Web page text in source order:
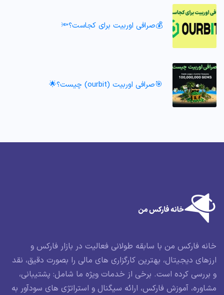
💰صرافی اوربیت برای کجاست؟🔦
🎯صرافی اوربیت (ourbit) چیست؟🌟
خانه فارکس من با سابقه طولانی فعالیت در بازار فارکس و
ارزهای دیجیتال، بهترین کارگزاری های مالی را بصورت دقیق، نقد
و بررسی کرده است. برخی از خدمات ویژه ما شامل: پشتیبانی،
مشاوره، آموزش فارکس، ارائه سیگنال و استراتژی های سودآور به